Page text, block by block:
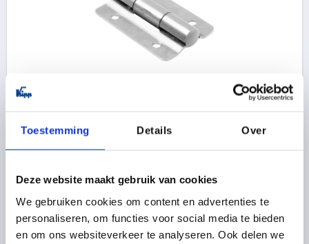
Toestemming Details Over
Deze website maakt gebruik van cookies
We gebruiken cookies om content en advertenties te
personaliseren, om functies voor social media te bieden
en om ons websiteverkeer te analyseren. Ook delen we
SCHARNIER MET VOORAF INGESTELDE FRIC, VORM:A
BEVESTIGINGSBORINGEN 55X85, A1=38, B1=48, RVS
LENGTE=55 BREEDTE=85 VORM=A
B1=48
D=6,3
D1=16 S=2
50,44 €
excl. BTW
DETAILS